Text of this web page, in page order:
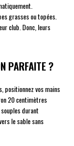
grasses ou topées.
club. Donc, leurs
PARFAITE ?
positionnez vos mains
20 centimètres
durant
le sable sans